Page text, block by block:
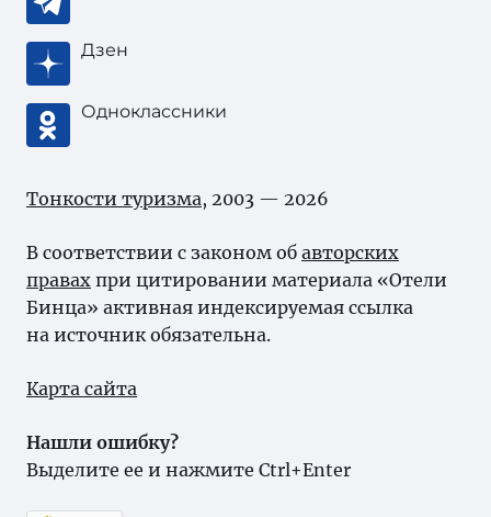
Дзен
Одноклассники
Тонкости туризма, 2003 — 2026
В соответствии с законом об авторских
правах при цитировании материала «Отели
Бинца» активная индексируемая ссылка
на источник обязательна.
Карта сайта
Нашли ошибку?
Выделите ее и нажмите Ctrl+Enter